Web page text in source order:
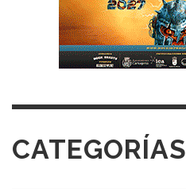
CATEGORÍAS